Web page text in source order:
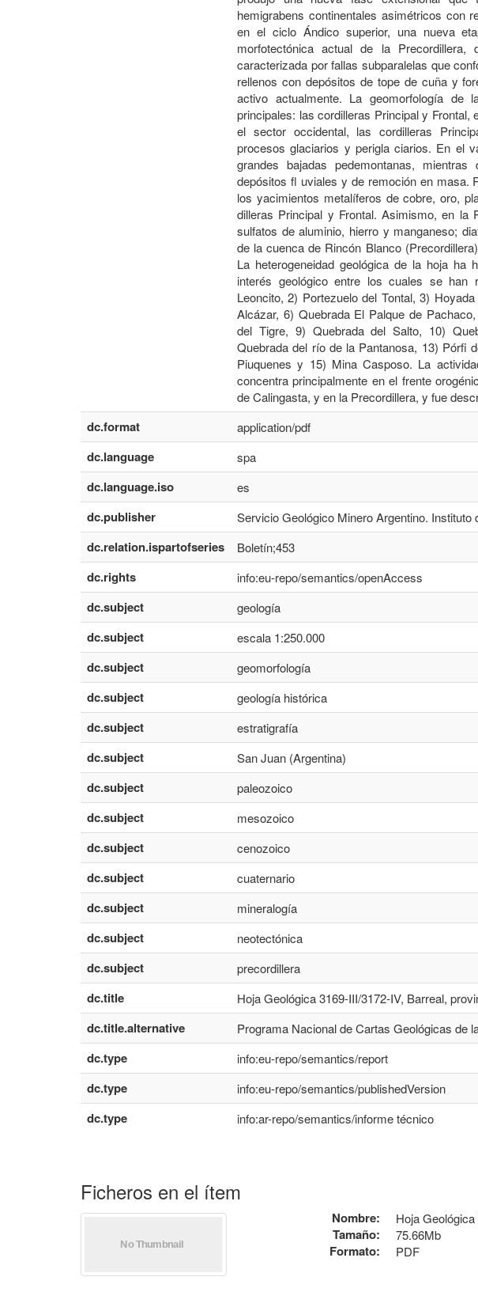
hemigrabens continentales asimétricos con
en el ciclo Ándico superior, una nueva
morfotectónica actual de la
caracterizada por fallas subparalelas que
rellenos con depósitos de tope de cuña y
activo actualmente. La geomorfología
principales: las cordilleras Principal y
el sector occidental, las cordilleras
procesos glaciarios y perigla ciarios. En el
grandes bajadas pedemontanas,
depósitos fl uviales y de remoción en masa.
los yacimientos metalíferos de cobre, oro,
dilleras Principal y Frontal. Asimismo, en la
sulfatos de aluminio, hierro y manganeso;
de la cuenca de Rincón Blanco
La heterogeneidad geológica de la hoja ha
interés geológico entre los cuales se
Leoncito, 2) Portezuelo del Tontal, 3)
Alcázar, 6) Quebrada El Palque de
del Tigre, 9) Quebrada del Salto, 10)
Quebrada del río de la Pantanosa, 13) Pórfi
Piuquenes y 15) Mina Casposo. La
concentra principalmente en el frente
de Calingasta, y en la Precordillera, y fue
dc.format application/pdf
dc.language spa
dc.language.iso es
dc.publisher Servicio Geológico Minero Argentino.
dc.relation.ispartofseries Boletín;453
dc.rights info:eu-repo/semantics/openAccess
dc.subject geología
dc.subject escala 1:250.000
dc.subject geomorfología
dc.subject geología histórica
dc.subject estratigrafía
dc.subject San Juan (Argentina)
dc.subject paleozoico
dc.subject mesozoico
dc.subject cenozoico
dc.subject cuaternario
dc.subject mineralogía
dc.subject neotectónica
dc.subject precordillera
dc.title Hoja Geológica 3169-III/3172-IV, Barreal,
dc.title.alternative Programa Nacional de Cartas Geológicas de
dc.type info:eu-repo/semantics/report
dc.type info:eu-repo/semantics/publishedVersion
dc.type info:ar-repo/semantics/informe técnico
Ficheros en el ítem
Nombre: Hoja
Tamaño: 75.66Mb
Formato: PDF